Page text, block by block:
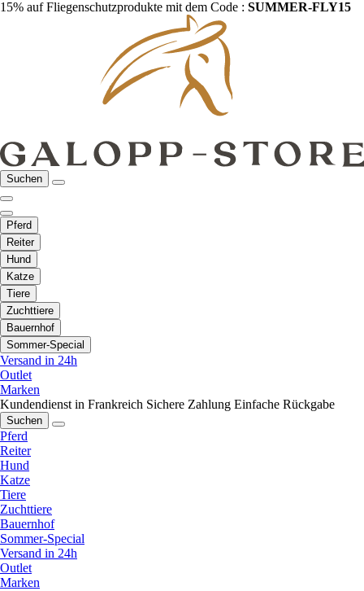
15% auf Fliegenschutzprodukte mit dem Code : SUMMER-FLY15
Suchen
Pferd
Reiter
Hund
Katze
Tiere
Zuchttiere
Bauernhof
Sommer-Special
Versand in 24h
Outlet
Marken
Kundendienst in Frankreich Sichere Zahlung Einfache Rückgabe
Suchen
Pferd
Reiter
Hund
Katze
Tiere
Zuchttiere
Bauernhof
Sommer-Special
Versand in 24h
Outlet
Marken